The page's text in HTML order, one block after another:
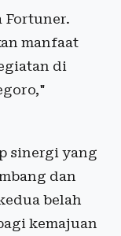
Fortuner.
manfaat
di
sinergi yang
dan
belah
kemajuan